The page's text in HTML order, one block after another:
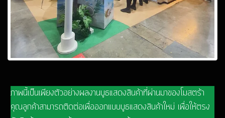
ภาพนี้เป็นเพียงตัวอย่างผลงานบูธแสดงสินค้าที่ผ่านมาของโมสตร้า
คุณลูกค้าสามารถติดต่อเพื่อออกแบบบูธแสดงสินค้าใหม่ เพื่อให้ตรง